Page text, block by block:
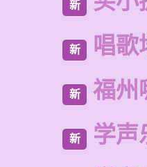
新
新 唱歌
新 福州
新 学声